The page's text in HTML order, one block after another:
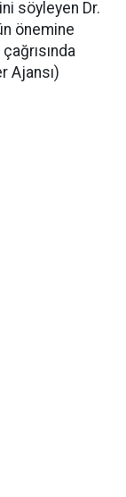
söyleyen Dr.
önemine
Ajansı)